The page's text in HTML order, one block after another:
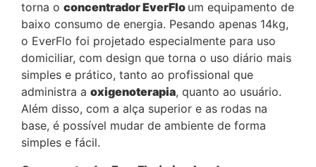
torna o concentrador EverFlo um equipamento de
baixo consumo de energia. Pesando apenas 14kg,
o EverFlo foi projetado especialmente para uso
domiciliar, com design que torna o uso diário mais
simples e prático, tanto ao profissional que
administra a oxigenoterapia, quanto ao usuário.
Além disso, com a alça superior e as rodas na
base, é possível mudar de ambiente de forma
simples e fácil.